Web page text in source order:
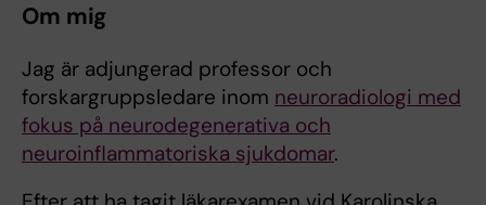
Om mig
Jag är adjungerad professor och
forskargruppsledare inom neuroradiologi med
fokus på neurodegenerativa och
neuroinflammatoriska sjukdomar.